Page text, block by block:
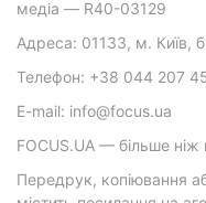
медіа — R40-03129
Адреса: 01133, м. Київ,
Телефон: +38 044 207
E-mail: info@focus.ua
FOCUS.UA — більше ніж
Передрук, копіювання